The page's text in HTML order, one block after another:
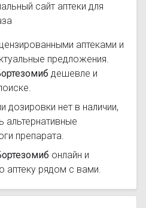
сайт аптеки для
аптеками и
предложения.
дешевле и
нет в наличии,
препарата.
онлайн и
аптеку рядом с вами.